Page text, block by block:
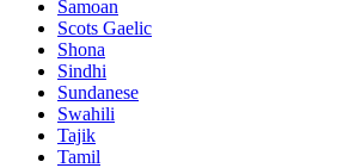
Samoan
Scots Gaelic
Shona
Sindhi
Sundanese
Swahili
Tajik
Tamil